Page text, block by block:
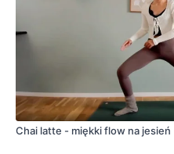
Chai latte - miękki flow na jesień